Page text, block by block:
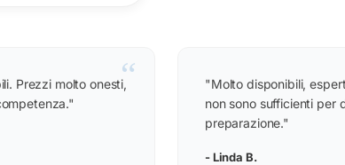
“
Prezzi molto onesti,
"Molto disponibili,
non sono sufficienti per
preparazione."
- Linda B.